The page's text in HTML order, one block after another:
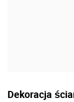
Dekoracja